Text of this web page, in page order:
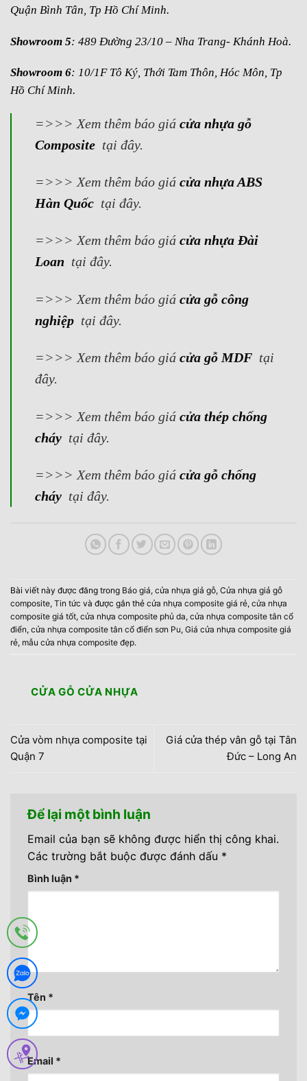
Quận Bình Tân, Tp Hồ Chí Minh.
Showroom 5: 489 Đường 23/10 – Nha Trang- Khánh Hoà.
Showroom 6: 10/1F Tô Ký, Thới Tam Thôn, Hóc Môn, Tp
Hồ Chí Minh.
=>>> Xem thêm báo giá cửa nhựa gỗ
Composite tại đây.
=>>> Xem thêm báo giá cửa nhựa ABS
Hàn Quốctại đây.
=>>> Xem thêm báo giá cửa nhựa Đài
Loan tại đây.
=>>> Xem thêm báo giá cửa gỗ công
nghiệptại đây.
=>>> Xem thêm báo giá cửa gỗ MDF tại
đây.
=>>> Xem thêm báo giá cửa thép chống
cháytại đây.
=>>> Xem thêm báo giá cửa gỗ chống
cháytại đây.
Bài viết này được đăng trong Báo giá, cửa nhựa giả gỗ, Cửa nhựa giả gỗ
composite, Tin tức và được gắn thẻ cửa nhựa composite giá rẻ, cửa nhựa
composite giá tốt, cửa nhựa composite phủ da, cửa nhựa composite tân cổ
điển, cửa nhựa composite tân cổ điển sơn Pu, Giá cửa nhựa composite giá
rẻ, mẫu cửa nhựa composite đẹp.
CỬA GỖ CỬA NHỰA
Cửa vòm nhựa composite tại
Quận 7
Giá cửa thép vân gỗ tại Tân
Đức – Long An
Để lại một bình luận
Email của bạn sẽ không được hiển thị công khai.
Các trường bắt buộc được đánh dấu *
Bình luận *
Tên *
Email *